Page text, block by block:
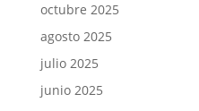
octubre 2025
agosto 2025
julio 2025
junio 2025